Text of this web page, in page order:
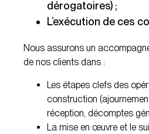
dérogatoires) ;
L’exécution de ces
Nous assurons un
de nos clients dans :
Les étapes clefs des
construction
réception, décomptes
La mise en œuvre et le